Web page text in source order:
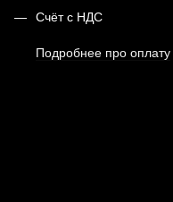
Счёт с НДС
Подробнее про оплату